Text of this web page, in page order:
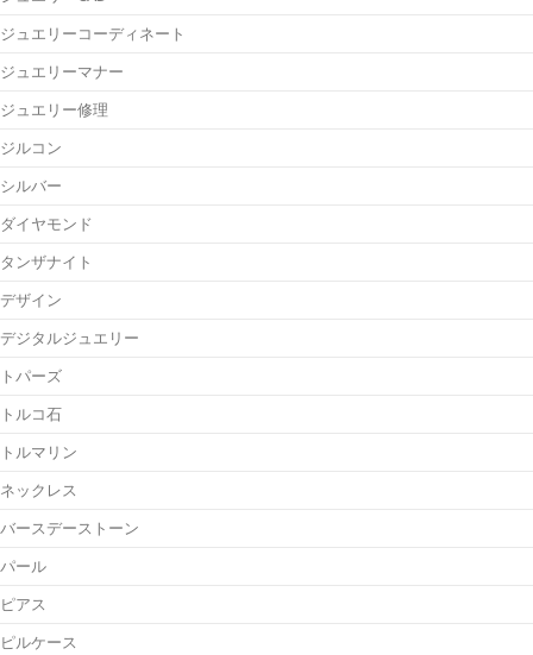
ジュエリーコーディネート
ジュエリーマナー
ジュエリー修理
ジルコン
シルバー
ダイヤモンド
タンザナイト
デザイン
デジタルジュエリー
トパーズ
トルコ石
トルマリン
ネックレス
バースデーストーン
パール
ピアス
ピルケース